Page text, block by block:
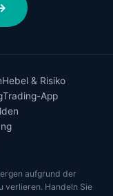
Hebel & Risiko
Trading-App
aufgrund der
verlieren. Handeln Sie